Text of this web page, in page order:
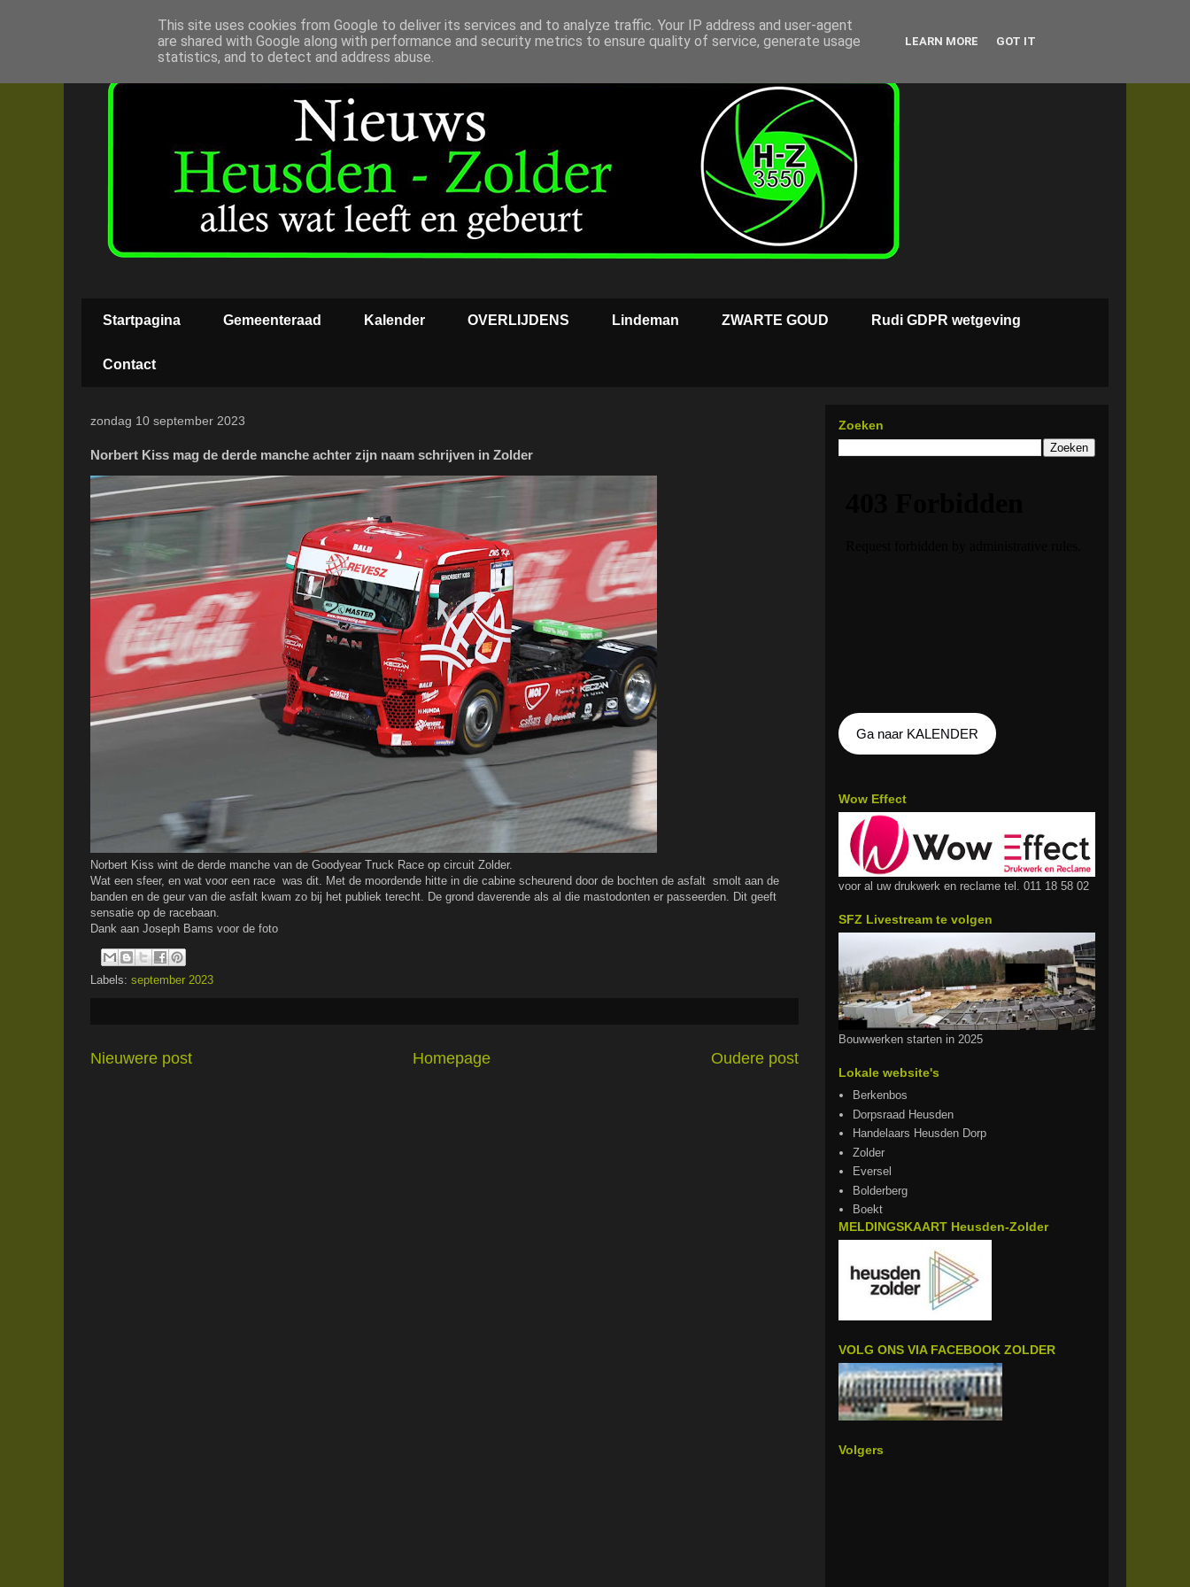
Startpagina Gemeenteraad Kalender OVERLIJDENS Lindeman ZWARTE GOUD Rudi GDPR wetgeving
Contact
zondag 10 september 2023
Norbert Kiss mag de derde manche achter zijn naam schrijven in Zolder
Norbert Kiss wint de derde manche van de Goodyear Truck Race op circuit Zolder.
Wat een sfeer, en wat voor een race was dit. Met de moordende hitte in die cabine scheurend door de bochten de asfalt smolt aan de
banden en de geur van die asfalt kwam zo bij het publiek terecht. De grond daverende als al die mastodonten er passeerden. Dit geeft
sensatie op de racebaan.
Dank aan Joseph Bams voor de foto
Labels: september 2023
Nieuwere post Oudere post
Homepage
Zoeken
Ga naar KALENDER
Wow Effect
voor al uw drukwerk en reclame tel. 011 18 58 02
SFZ Livestream te volgen
Bouwwerken starten in 2025
Lokale website's
Berkenbos
Dorpsraad Heusden
Handelaars Heusden Dorp
Zolder
Eversel
Bolderberg
Boekt
MELDINGSKAART Heusden-Zolder
VOLG ONS VIA FACEBOOK ZOLDER
Volgers
This site uses cookies from Google to deliver its services and to analyze traffic. Your IP address and user-agent
are shared with Google along with performance and security metrics to ensure quality of service, generate usage
statistics, and to detect and address abuse.
LEARN MORE GOT IT